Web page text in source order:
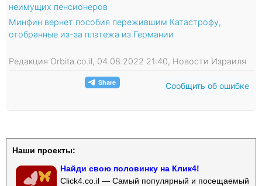
неимущих пенсионеров
Минфин вернет пособия пережившим Катастрофу,
отобранные из-за платежа из Германии
Редакция Orbita.co.il, 04.08.2022 21:40, Новости Израиля
Сообщить об ошибке
Наши проекты:
Найди свою половинку на Клик4!
Click4.co.il — Самый популярный и посещаемый